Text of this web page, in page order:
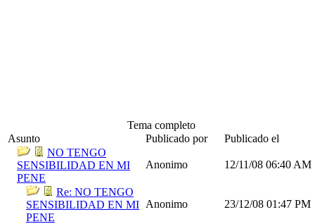
Tema completo
Asunto
Publicado por
Publicado el
NO TENGO
SENSIBILIDAD EN MI
PENE
Anonimo 12/11/08 06:40 AM
Re: NO TENGO
SENSIBILIDAD EN MI
PENE
Anonimo 23/12/08 01:47 PM